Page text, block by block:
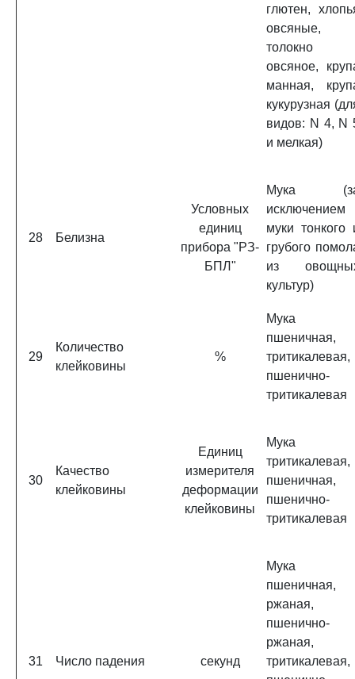
глютен,
овсяные,
толокно
овсяное,
манная,
кукурузная
видов: N 4, N
и мелкая)
28 Белизна
Условных
единиц
прибора "РЗ-
БПЛ"
Мука
исключением
муки тонкого
грубого
из
культур)
29
Количество
клейковины
%
Мука
пшеничная,
тритикалевая,
пшенично-
тритикалевая
30
Качество
клейковины
Единиц
измерителя
деформации
клейковины
Мука
тритикалевая,
пшеничная,
пшенично-
тритикалевая
31 Число падения секунд
Мука
пшеничная,
ржаная,
пшенично-
ржаная,
тритикалевая,